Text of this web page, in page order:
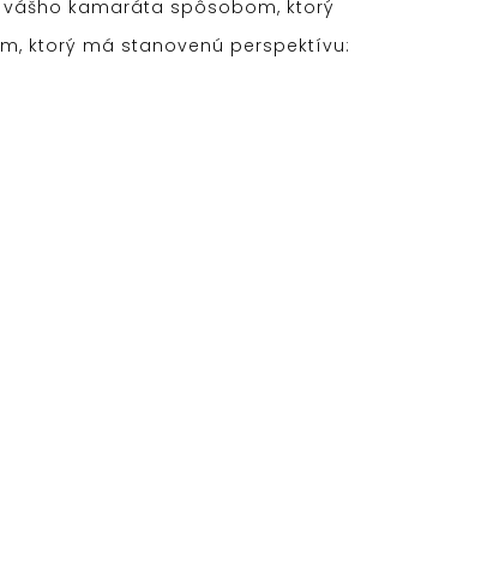
kamaráta spôsobom, ktorý
ktorý má stanovenú perspektívu: